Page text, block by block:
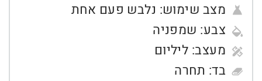
מצב שימוש: נלבש פעם אחת
צבע: שמפניה
מעצב: ליליום
בד: תחרה